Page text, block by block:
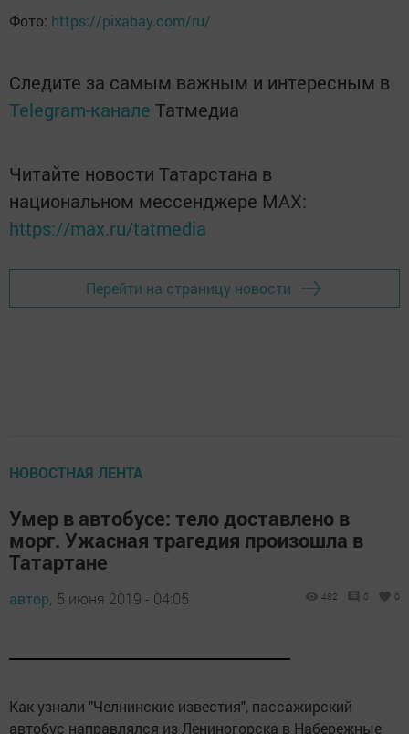
Фото: https://pixabay.com/ru/
Следите за самым важным и интересным в
Telegram-канале Татмедиа
Читайте новости Татарстана в
национальном мессенджере MАХ:
https://max.ru/tatmedia
Перейти на страницу новости
НОВОСТНАЯ ЛЕНТА
Умер в автобусе: тело доставлено в
морг. Ужасная трагедия произошла в
Татартане
автор, 5 июня 2019 - 04:05 482 0 0
Как узнали "Челнинские известия", пассажирский
автобус направлялся из Лениногорска в Набережные